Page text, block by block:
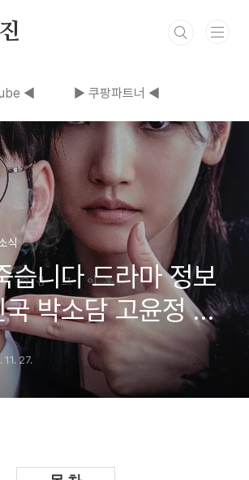
◀ ▶ 쿠팡파트너 ◀
식
습니다 드라마 정보
박소담 고윤정 줄
작
27.